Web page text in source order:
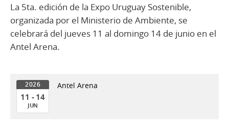
La 5ta. edición de la Expo Uruguay Sostenible,
organizada por el Ministerio de Ambiente, se
celebrará del jueves 11 al domingo 14 de junio en el
Antel Arena.
2026
11 - 14
JUN
Antel Arena